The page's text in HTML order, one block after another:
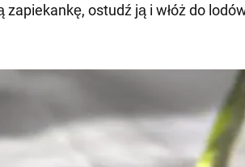
zapiekankę, ostudź ją i włóż do